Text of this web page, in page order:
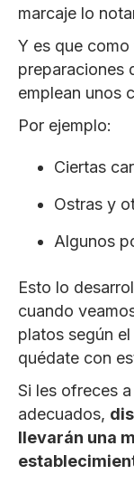
marcaje lo
Y es que
preparaciones
emplean unos
Por ejemplo:
Ciertas
Ostras y
Algunos
Esto lo
cuando
platos según
quédate con
Si les ofreces
adecuados,
llevarán una